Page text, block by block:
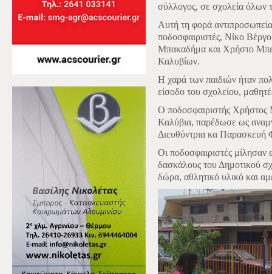
σύλλογος, σε σχολεία όλων
Αυτή τη φορά
ποδοσφαιριστές, Νίκο
Μπακαδήμα και Χρήστο
Καλυβίων.
Η χαρά των παιδιών ήταν
είσοδο του σχολείου,
Ο ποδοσφαιριστής
Καλύβια, παρέδωσε ως
Διευθύντρια κα Παρασκευή
Οι ποδοσφαιριστές μίλησαν
δασκάλους του Δημοτικού
δώρα, αθλητικό υλικό και